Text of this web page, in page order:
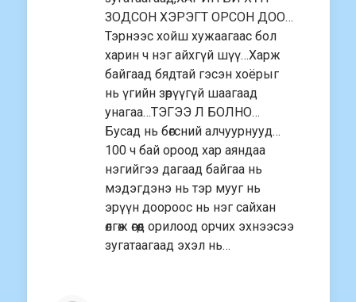
ЗОДСОН ХЭРЭГТ ОРСОН ДОО…
Тэрнээс xойш хужаагаас бол
харин ч нэг айхгүй шүү…Xарж
байгаад бядтай гэсэн хоёрыг
нь үгийн зөрүүгүй шаагаад
унагаа…ТЭГЭЭ Л БОЛНО…
Бусад нь бөгсний алчуурнууд…
100 ч бай ороод хар аяндаа
нэгийгээ дагаад байгаа нь
мэдэгдэнэ нь тэр мууг нь
эрүүн доороос нь нэг сайхан
өлгөж өгөөд орилоод орчих эхнээсээ
зугатаагаад эхэл нь…